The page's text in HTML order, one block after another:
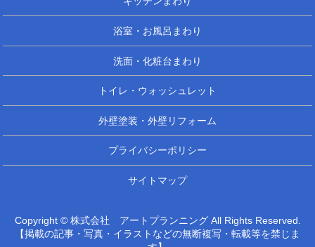
浴室・お風呂まわり
洗面・化粧台まわり
トイレ・ウォッシュレット
外壁塗装・外壁リフォーム
プライバシーポリシー
サイトマップ
Copyright © 株式会社 アートプランニング All Rights Reserved.
【掲載の記事・写真・イラストなどの無断複写・転載等を禁じま